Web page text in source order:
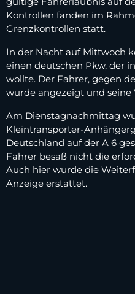
Kontrollen fanden im
Grenzkontrollen statt.
In der Nacht auf Mittwoch
einen deutschen Pkw, der
wollte. Der Fahrer, gegen
wurde angezeigt und
Am Dienstagnachmittag
Kleintransporter-
Deutschland auf der A 6
Fahrer besaß nicht die
Auch hier wurde die
Anzeige erstattet.